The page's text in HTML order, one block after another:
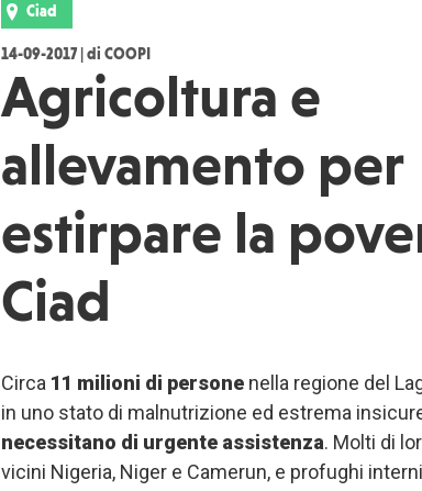
Ciad
14-09-2017 | di COOPI
Agricoltura e
allevamento per
estirpare la
Ciad
Circa 11 milioni di personenella regione del
in uno stato di malnutrizione ed estrema
necessitano di urgente assistenza. Molti di
vicini Nigeria, Niger e Camerun, e profughi